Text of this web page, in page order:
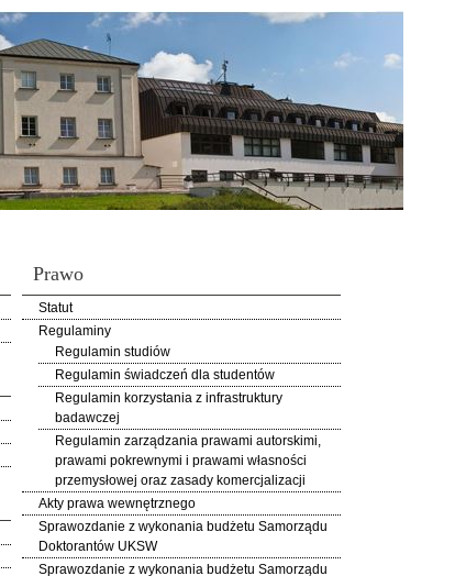
Prawo
Statut
Regulaminy
Regulamin studiów
Regulamin świadczeń dla studentów
Regulamin korzystania z infrastruktury
badawczej
Regulamin zarządzania prawami autorskimi,
prawami pokrewnymi i prawami własności
przemysłowej oraz zasady komercjalizacji
Akty prawa wewnętrznego
Sprawozdanie z wykonania budżetu Samorządu
Doktorantów UKSW
Sprawozdanie z wykonania budżetu Samorządu